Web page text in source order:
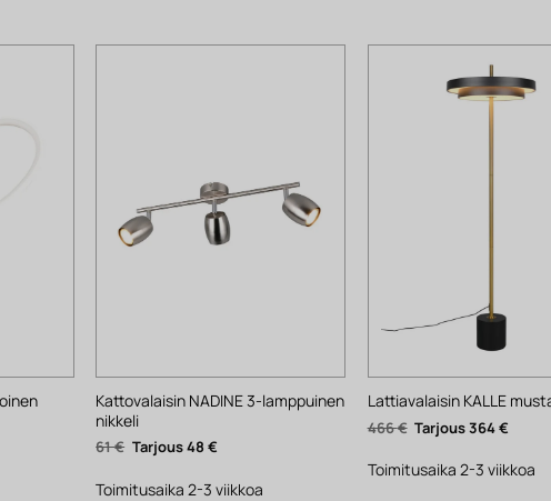
Kattovalaisin NADINE 3-lamppuinen
nikkeli
61€ Alkuperäinen
hinta
61 €.
48€
48 €.
Toimitusaika 2-3 viikkoa
Lattiavalaisin KALLE
466€ Alkuperäinen
hinta
466 €.
364€
364 €.
Toimitusaika 2-3 viikkoa